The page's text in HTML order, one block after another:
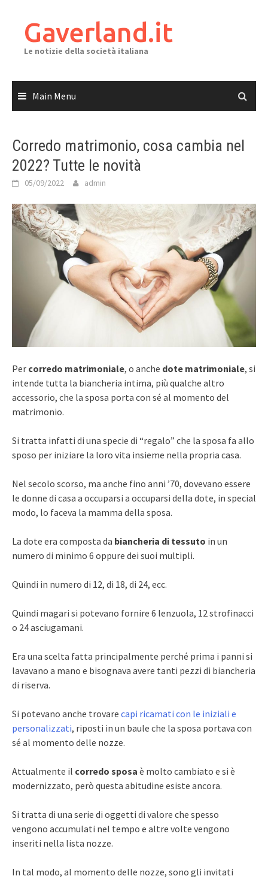
contentGaverland.it
Le notizie della società italiana
Main Menu
Corredo matrimonio, cosa cambia nel
2022? Tutte le novità
05/09/2022 admin
Per corredo matrimoniale, o anche dote matrimoniale, si
intende tutta la biancheria intima, più qualche altro
accessorio, che la sposa porta con sé al momento del
matrimonio.
Si tratta infatti di una specie di “regalo” che la sposa fa allo
sposo per iniziare la loro vita insieme nella propria casa.
Nel secolo scorso, ma anche fino anni ’70, dovevano essere
le donne di casa a occuparsi a occuparsi della dote, in special
modo, lo faceva la mamma della sposa.
La dote era composta da biancheria di tessuto in un
numero di minimo 6 oppure dei suoi multipli.
Quindi in numero di 12, di 18, di 24, ecc.
Quindi magari si potevano fornire 6 lenzuola, 12 strofinacci
o 24 asciugamani.
Era una scelta fatta principalmente perché prima i panni si
lavavano a mano e bisognava avere tanti pezzi di biancheria
di riserva.
Si potevano anche trovare capi ricamati con le iniziali e
personalizzati, riposti in un baule che la sposa portava con
sé al momento delle nozze.
Attualmente il corredo sposa è molto cambiato e si è
modernizzato, però questa abitudine esiste ancora.
Si tratta di una serie di oggetti di valore che spesso
vengono accumulati nel tempo e altre volte vengono
inseriti nella lista nozze.
In tal modo, al momento delle nozze, sono gli invitati